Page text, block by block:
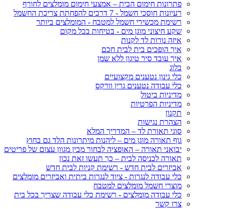
פתרונות חימום הבית – אמצעי חימום מומלצים לחורף
רעיונות חוסכי חשמל - 7 דרכים להפחתת צריכת החשמל
רשימת מכשירי חשמל למטבח - המומלצים ביותר
שקע חיצוני מוגן מים - בטיחות בכל מקום
איזה נורות לד לקנות
איך הופכים בית לבית חכם
איך עובד סיר טיגון ללא שמן
בלוג
כלי גינון נטענים מקצועיים
כלי עבודה נטענים גרין וורקס
מדיניות ביטול
מדיניות הפרטיות
תקנון
הצהרת נגישות
סוגי תאורת לד – המדריך המלא
גוף תאורה מוגן מים – ליהנות מיתרונות הלד גם בחוץ
יבואני תאורה – האופציה לבחור מבין מגוון עצום של פריטים
תאורה לכניסה לבית – כך תעשו זאת נכון
אביזרים לבית חדש - רשימת קניות לבית חדש
כלי עבודה לנגרות - ציוד לנגרות ביתית ואביזרים מומלצים
מוצרי חשמל מומלצים למטבח
כלי עבודה מומלצים - רשימת כלי עבודה שצריך בכל בית
צרו קשר